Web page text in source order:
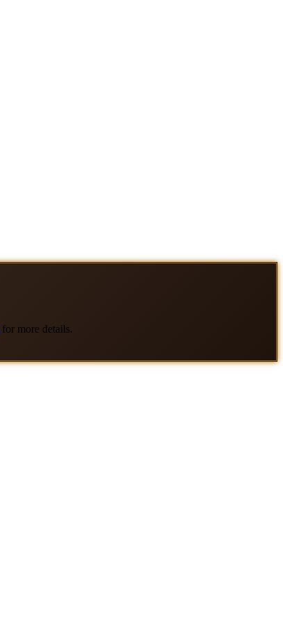
for more details.